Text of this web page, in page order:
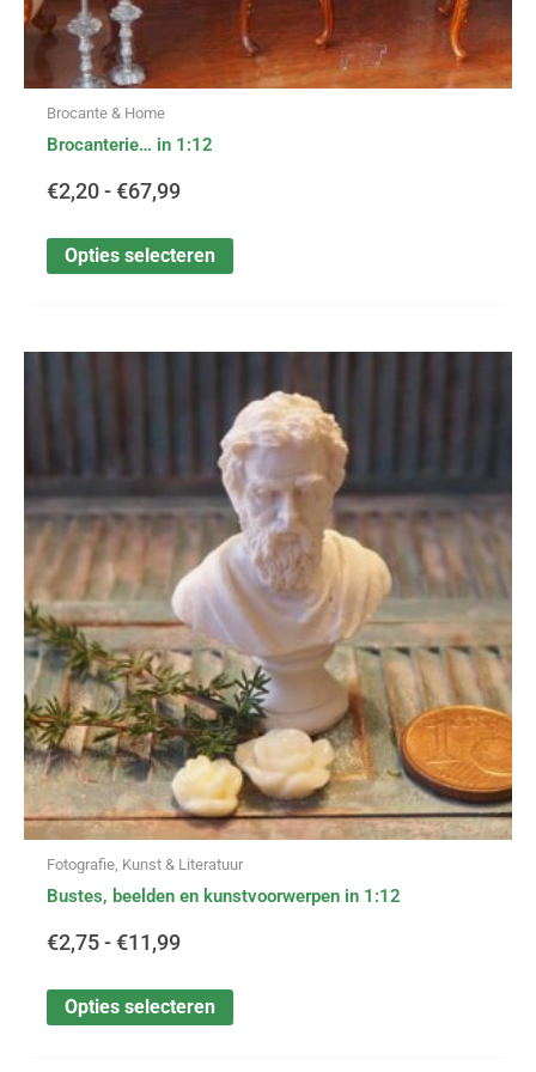
Brocante & Home
Brocanterie… in 1:12
€2,20 - €67,99
Opties selecteren
Fotografie, Kunst & Literatuur
Bustes, beelden en kunstvoorwerpen in 1:12
€2,75 - €11,99
€2,75
tot
€11,99
Opties selecteren
product
heeft
meerdere
variaties.
Deze
optie
kan
gekozen
worden
de
productpagina